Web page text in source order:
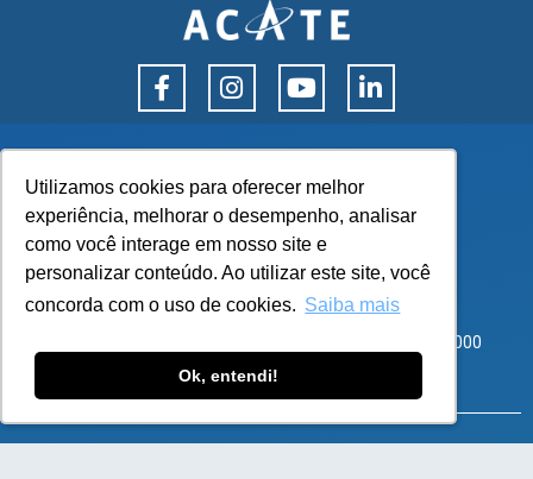
Utilizamos cookies para oferecer melhor
experiência, melhorar o desempenho, analisar
como você interage em nosso site e
personalizar conteúdo. Ao utilizar este site, você
concorda com o uso de cookies. Saiba mais
Ok, entendi!
Utilizamos cookies para oferecer melhor
experiência, melhorar o desempenho, analisar
como você interage em nosso site e
personalizar conteúdo. Ao utilizar este site, você
concorda com o uso de cookies. Saiba mais
Ok, entendi!
Corporate Park – Rod SC 401, 8600 – Bloco 3 Sala 101
Santo Antônio de Lisboa, Florianópolis – SC – CEP 88050-000
atendimento@flexy.com.br